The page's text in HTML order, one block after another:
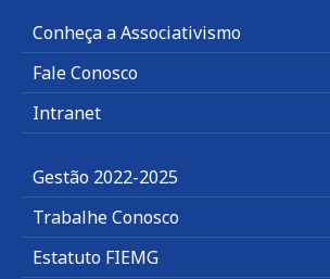
Conheça a Associativismo
Fale Conosco
Intranet
Gestão 2022-2025
Trabalhe Conosco
Estatuto FIEMG